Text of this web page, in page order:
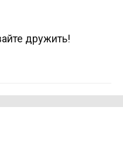
дружить!